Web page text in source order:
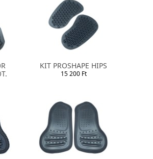
KIT PROSHAPE HIPS
15 200 Ft